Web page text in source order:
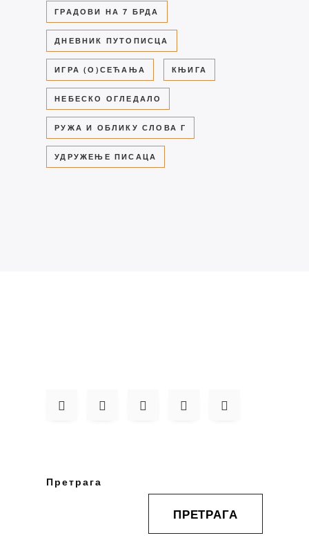
ГРАДОВИ НА 7 БРДА
ДНЕВНИК ПУТОПИСЦА
ИГРА (О)СЕЋАЊА КЊИГА
НЕБЕСКО ОГЛЕДАЛО
РУЖА И ОБЛИКУ СЛОВА Г
УДРУЖЕЊЕ ПИСАЦА
Претрага
ПРЕТРАГА